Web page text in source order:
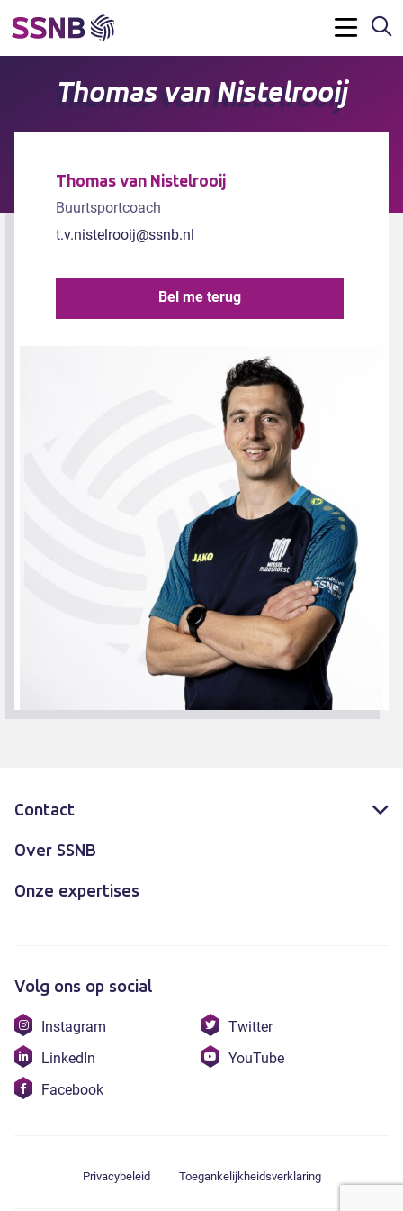
Thomas van Nistelrooij
Thomas van Nistelrooij
Buurtsportcoach
t.v.nistelrooij@ssnb.nl
Bel me terug
Contact
Over SSNB
Onze expertises
Volg ons op social
Bezoek
onze
instagram
Instagram
Bezoek
onze
Twitter
Bezoek
onze
LinkedIn
Bezoek
YouTube
Bezoek
Facebook
Privacybeleid Toegankelijkheidsverklaring